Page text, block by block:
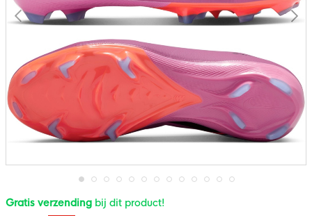
Ga
naar
Gratis verzending bij dit product!